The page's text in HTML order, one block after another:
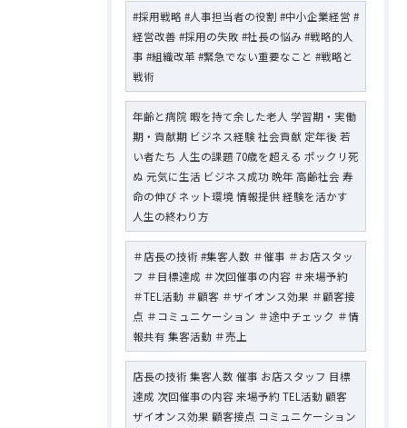
#採用戦略 #人事担当者の役割 #中小企業経営 #
経営改善 #採用の失敗 #社長の悩み #戦略的人
事 #組織改革 #緊急でない重要なこと #戦略と
戦術
年齢と病院 暇を持て余した老人 学習期・実働
期・貢献期 ビジネス経験 社会貢献 定年後 若
い者たち 人生の課題 70歳を超える ポックリ死
ぬ 元気に生活 ビジネス成功 晩年 高齢社会 寿
命の伸び ネット環境 情報提供 経験を活かす
人生の終わり方
＃店長の技術 #集客人数 ＃催事 ＃お店スタッ
フ ＃目標達成 ＃次回催事の内容 ＃来場予約
＃TEL活動 ＃顧客 ＃ザイオンス効果 ＃顧客接
点 ＃コミュニケーション ＃途中チェック ＃情
報共有 集客活動 ＃売上
店長の技術 集客人数 催事 お店スタッフ 目標
達成 次回催事の内容 来場予約 TEL活動 顧客
ザイオンス効果 顧客接点 コミュニケーション